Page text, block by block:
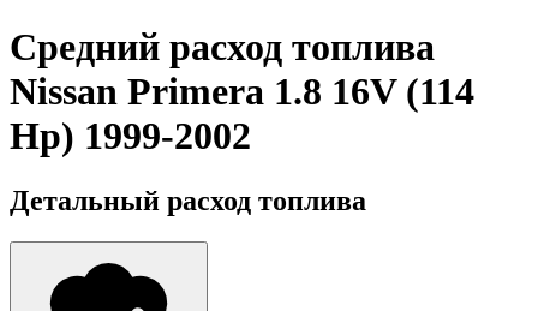
Средний расход топлива
Nissan Primera 1.8 16V (114
Hp) 1999-2002
Детальный расход топлива